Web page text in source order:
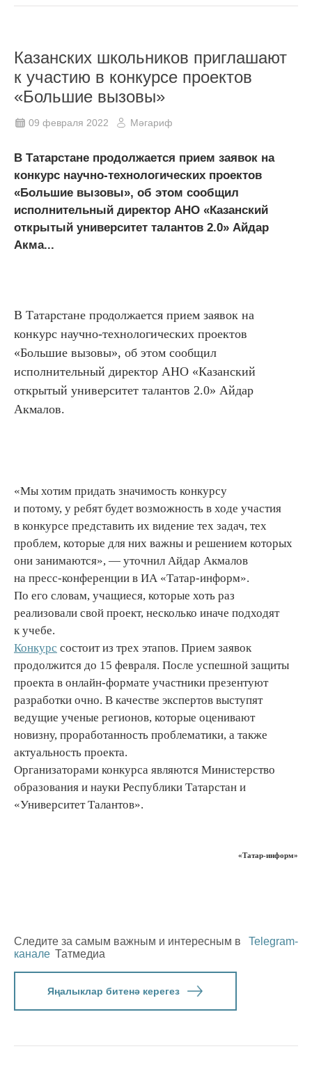
Казанских школьников приглашают
к участию в конкурсе проектов
«Большие вызовы»
09 февраля 2022 Мәгариф
В Татарстане продолжается прием заявок на
конкурс научно-технологических проектов
«Большие вызовы», об этом сообщил
исполнительный директор АНО «Казанский
открытый университет талантов 2.0» Айдар
Акма...
В Татарстане продолжается прием заявок на
конкурс научно-технологических проектов
«Большие вызовы», об этом сообщил
исполнительный директор АНО «Казанский
открытый университет талантов 2.0» Айдар
Акмалов.
«Мы хотим придать значимость конкурсу
и потому, у ребят будет возможность в ходе участия
в конкурсе представить их видение тех задач, тех
проблем, которые для них важны и решением которых
они занимаются», — уточнил Айдар Акмалов
на пресс-конференции в ИА «Татар-информ».
По его словам, учащиеся, которые хоть раз
реализовали свой проект, несколько иначе подходят
к учебе.
Конкурс состоит из трех этапов. Прием заявок
продолжится до 15 февраля. После успешной защиты
проекта в онлайн-формате участники презентуют
разработки очно. В качестве экспертов выступят
ведущие ученые регионов, которые оценивают
новизну, проработанность проблематики, а также
актуальность проекта.
Организаторами конкурса являются Министерство
образования и науки Республики Татарстан и
«Университет Талантов».
«Татар-информ»
Следите за самым важным и интересным в
Telegram-
канале Татмедиа
Яңалыклар битенә керегез